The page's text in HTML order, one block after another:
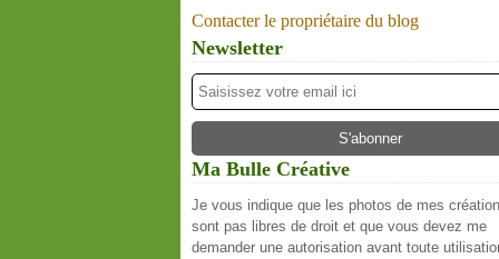
Contacter le propriétaire du blog
Newsletter
Ma Bulle Créative
Je vous indique que les photos de mes
sont pas libres de droit et que vous devez me
demander une autorisation avant toute